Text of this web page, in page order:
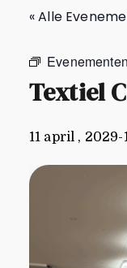
« Alle
Textiel
11 april , 2029-